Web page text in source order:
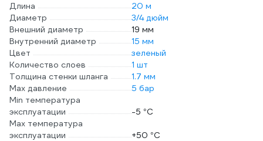
Длина
20 м
Диаметр
3/4 дюйм
Внешний диаметр
19 мм
Внутренний диаметр
15 мм
Цвет
зеленый
Количество слоев
1 шт
Толщина стенки шланга
1.7 мм
Max давление
5 бар
Min температура
эксплуатации
-5 °С
Мах температура
эксплуатации
+50 °С